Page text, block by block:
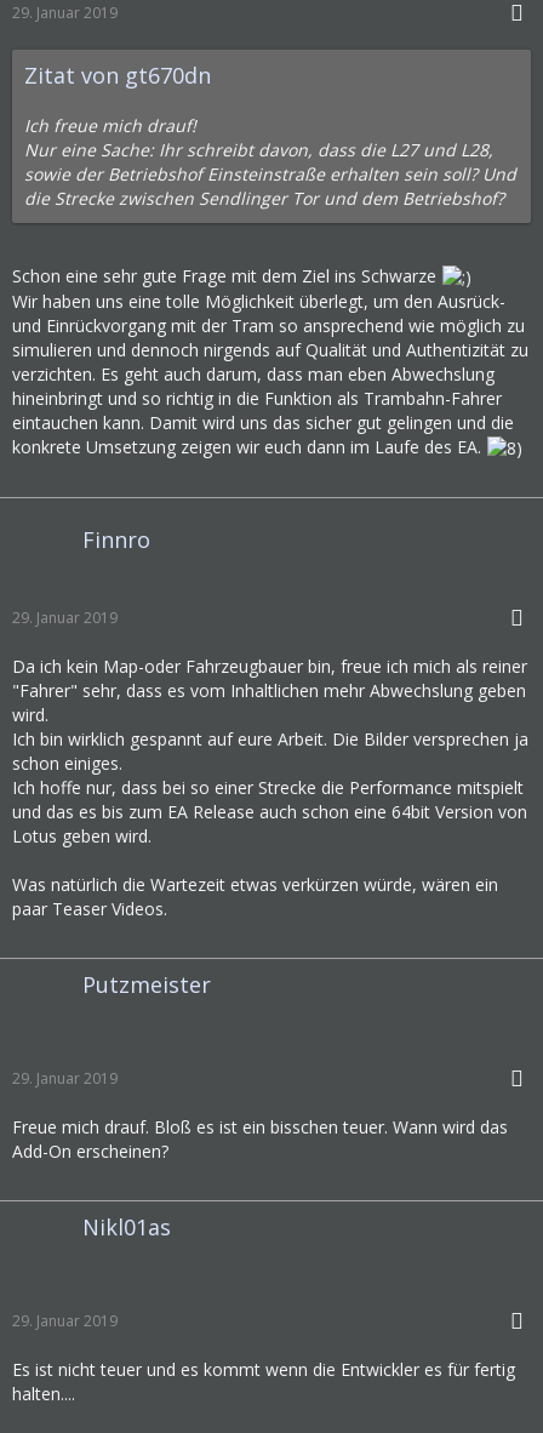
29. Januar 2019
Zitat von gt670dn
Ich freue mich drauf!
Nur eine Sache: Ihr schreibt davon, dass die L27 und L28,
sowie der Betriebshof Einsteinstraße erhalten sein soll? Und
die Strecke zwischen Sendlinger Tor und dem Betriebshof?
Schon eine sehr gute Frage mit dem Ziel ins Schwarze
Wir haben uns eine tolle Möglichkeit überlegt, um den Ausrück-
und Einrückvorgang mit der Tram so ansprechend wie möglich zu
simulieren und dennoch nirgends auf Qualität und Authentizität zu
verzichten. Es geht auch darum, dass man eben Abwechslung
hineinbringt und so richtig in die Funktion als Trambahn-Fahrer
eintauchen kann. Damit wird uns das sicher gut gelingen und die
konkrete Umsetzung zeigen wir euch dann im Laufe des EA.
Finnro
29. Januar 2019
Da ich kein Map-oder Fahrzeugbauer bin, freue ich mich als reiner
"Fahrer" sehr, dass es vom Inhaltlichen mehr Abwechslung geben
wird.
Ich bin wirklich gespannt auf eure Arbeit. Die Bilder versprechen ja
schon einiges.
Ich hoffe nur, dass bei so einer Strecke die Performance mitspielt
und das es bis zum EA Release auch schon eine 64bit Version von
Lotus geben wird.
Was natürlich die Wartezeit etwas verkürzen würde, wären ein
paar Teaser Videos.
Putzmeister
29. Januar 2019
Freue mich drauf. Bloß es ist ein bisschen teuer. Wann wird das
Add-On erscheinen?
Nikl01as
29. Januar 2019
Es ist nicht teuer und es kommt wenn die Entwickler es für fertig
halten....